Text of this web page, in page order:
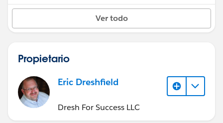
Ver todo
Propietario
Eric Dreshfield
Dresh For Success LLC